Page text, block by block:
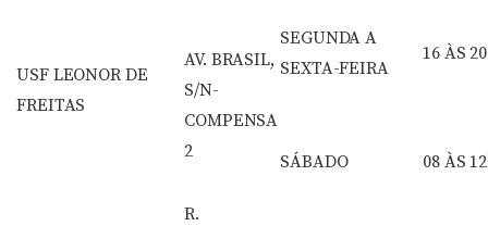
USF LEONOR DE
FREITAS
AV. BRASIL,
S/N-
COMPENSA
2
SEGUNDA A
SEXTA-FEIRA
16 ÀS
SÁBADO 08 ÀS
R.